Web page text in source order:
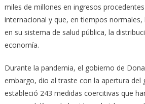
miles de millones en ingresos
internacional y que, en tiempos
en su sistema de salud pública, la
economía.
Durante la pandemia, el gobierno de
embargo, dio al traste con la apertura del
estableció 243 medidas coercitivas que